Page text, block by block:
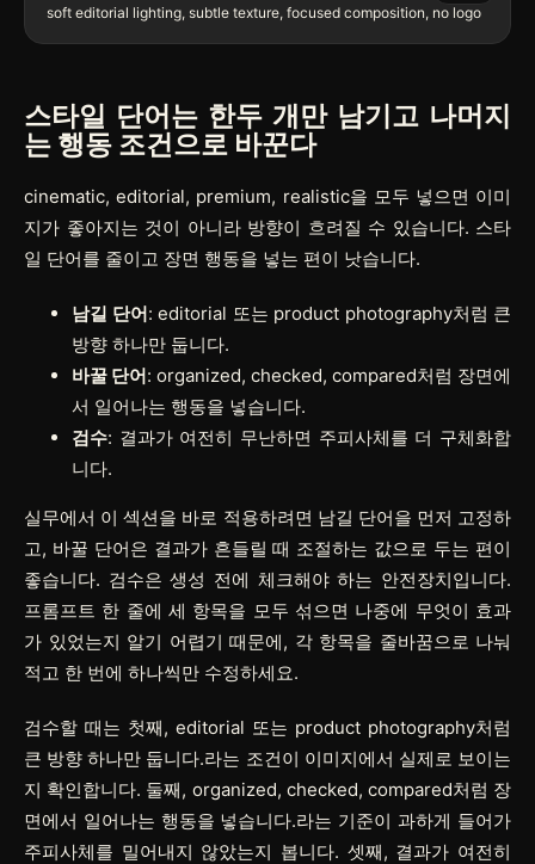
스타일 단어는 한두 개만 남기고 나머지
는 행동 조건으로 바꾼다
cinematic, editorial, premium, realistic을 모두 넣으면 이미
지가 좋아지는 것이 아니라 방향이 흐려질 수 있습니다. 스타
일 단어를 줄이고 장면 행동을 넣는 편이 낫습니다.
남길 단어: editorial 또는 product photography처럼 큰
방향 하나만 둡니다.
바꿀 단어: organized, checked, compared처럼 장면에
서 일어나는 행동을 넣습니다.
검수: 결과가 여전히 무난하면 주피사체를 더 구체화합
니다.
실무에서 이 섹션을 바로 적용하려면 남길 단어을 먼저 고정하
고, 바꿀 단어은 결과가 흔들릴 때 조절하는 값으로 두는 편이
좋습니다. 검수은 생성 전에 체크해야 하는 안전장치입니다.
프롬프트 한 줄에 세 항목을 모두 섞으면 나중에 무엇이 효과
가 있었는지 알기 어렵기 때문에, 각 항목을 줄바꿈으로 나눠
적고 한 번에 하나씩만 수정하세요.
검수할 때는 첫째, editorial 또는 product photography처럼
큰 방향 하나만 둡니다.라는 조건이 이미지에서 실제로 보이는
지 확인합니다. 둘째, organized, checked, compared처럼 장
면에서 일어나는 행동을 넣습니다.라는 기준이 과하게 들어가
주피사체를 밀어내지 않았는지 봅니다. 셋째, 결과가 여전히